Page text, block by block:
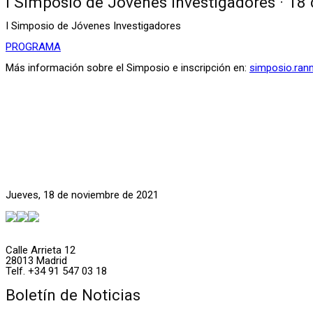
I Simposio de Jóvenes Investigadores
PROGRAMA
Más información sobre el Simposio e inscripción en:
Jueves, 18 de noviembre de 2021
Calle Arrieta 12
28013 Madrid
Telf. +34 91 547 03 18
Boletín de Noticias